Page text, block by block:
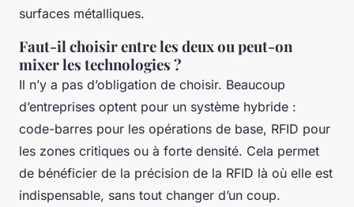
surfaces métalliques.
Faut-il choisir entre les deux ou peut-on
mixer les technologies ?
Il n’y a pas d’obligation de choisir. Beaucoup
d’entreprises optent pour un système hybride :
code-barres pour les opérations de base, RFID pour
les zones critiques ou à forte densité. Cela permet
de bénéficier de la précision de la RFID là où elle est
indispensable, sans tout changer d’un coup.